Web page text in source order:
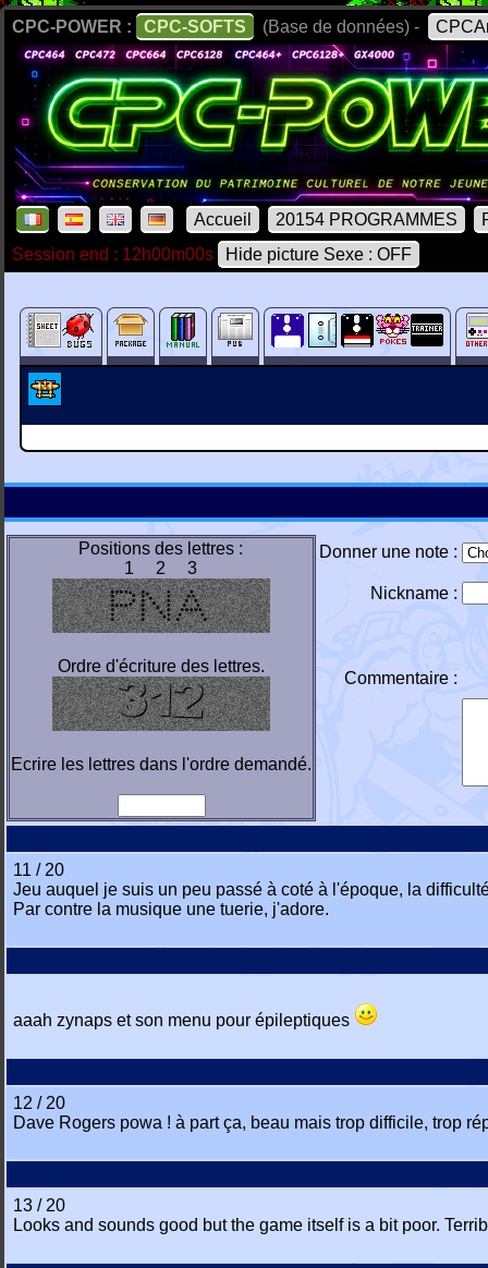
CPC-POWER : CPC-SOFTS (Base de données) -
Accueil 20154 PROGRAMMES
Session end : 12h00m00s
Hide picture Sexe : OFF
Positions des lettres :
1 2 3
Ordre d'écriture des lettres.
Ecrire les lettres dans l'ordre demandé.
Donner une note :
Nickname :
Commentaire :
11 / 20
Jeu auquel je suis un peu passé à coté à l'époque, la
Par contre la musique une tuerie, j'adore.
aaah zynaps et son menu pour épileptiques
12 / 20
Dave Rogers powa ! à part ça, beau mais trop difficile, trop
13 / 20
Looks and sounds good but the game itself is a bit poor.